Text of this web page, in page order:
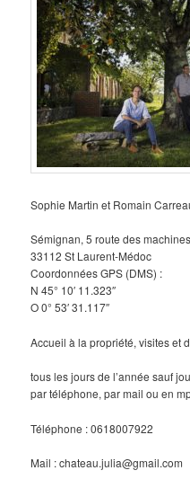
Sophie Martin et Romain
Sémignan, 5 route des machines
33112 St Laurent-Médoc
Coordonnées GPS (DMS) :
N 45° 10′ 11.323″
O 0° 53′ 31.117″
Accueil à la propriété, visites et
tous les jours de l’année sauf
par téléphone, par mail ou en
Téléphone : 0618007922
Mail : chateau.julia@gmail.com